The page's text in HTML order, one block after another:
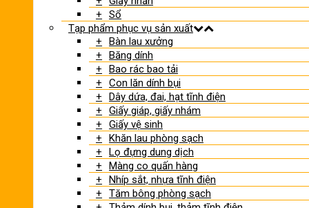
Sổ
Tạp phẩm phục vụ sản xuất
Bàn lau xưởng
Băng dính
Bao rác bao tải
Con lăn dính bụi
Dây dứa, đai, hạt tĩnh điện
Giấy giáp, giấy nhám
Giấy vệ sinh
Khăn lau phòng sạch
Lọ đựng dung dịch
Màng co quấn hàng
Nhíp sắt, nhựa tĩnh điện
Tăm bông phòng sạch